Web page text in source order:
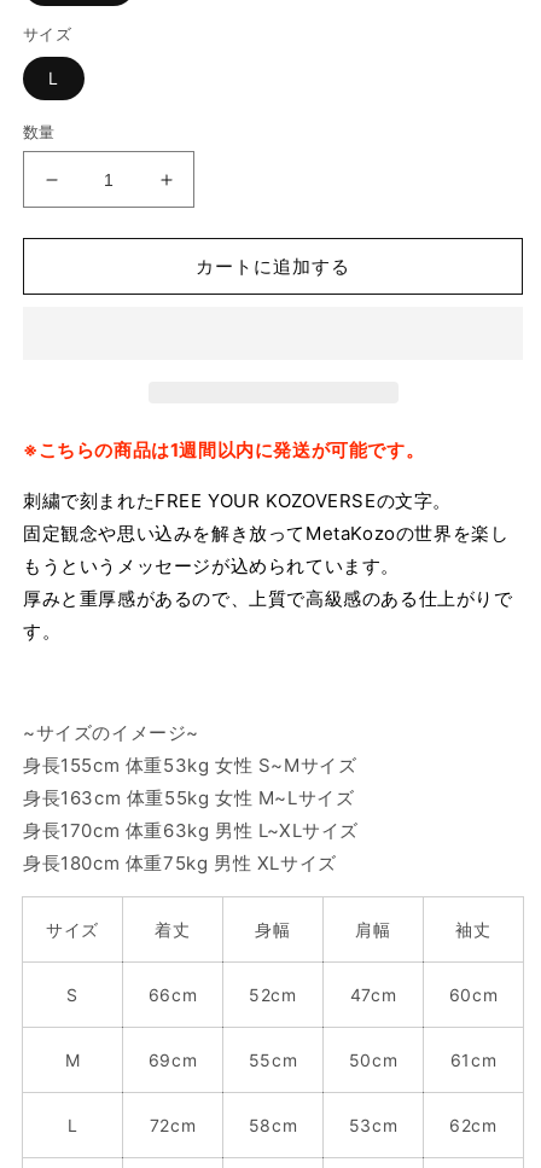
サイズ
L
数量
量
減
ら
す
【即
量
増
や
す
カートに追加する
※こちらの商品は1週間以内に発送が可能です。
刺繍で刻まれたFREE YOUR KOZOVERSEの文字。
固定観念や思い込みを解き放ってMetaKozoの世界を楽し
もうというメッセージが込められています。
厚みと重厚感があるので、上質で高級感のある仕上がりで
す。
~サイズのイメージ~
身長155cm 体重53kg 女性 S~Mサイズ
身長163cm 体重55kg 女性 M~Lサイズ
身長170cm 体重63kg 男性 L~XLサイズ
身長180cm 体重75kg 男性 XLサイズ
サイズ 着丈 身幅 肩幅 袖丈
S 66cm 52cm 47cm 60cm
M 69cm 55cm 50cm 61cm
L 72cm 58cm 53cm 62cm